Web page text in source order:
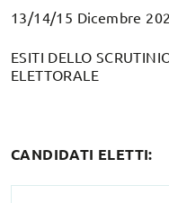
13/14/15 Dicembre
ESITI DELLO
ELETTORALE
CANDIDATI ELETTI: